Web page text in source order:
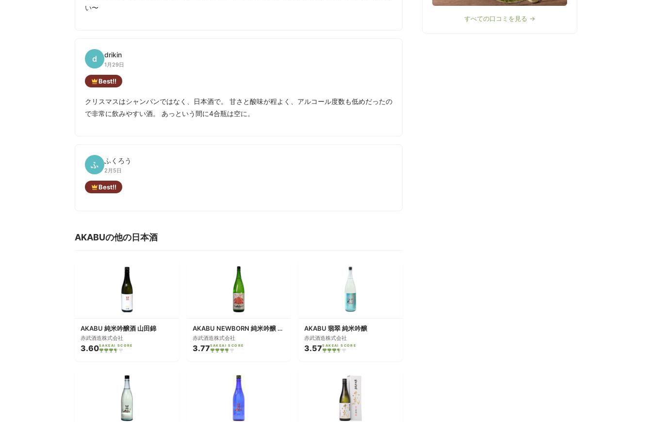
い〜
d drikin
1月29日
Best!!
クリスマスはシャンパンではなく、日本酒で。 甘さと酸味が程よく、アルコール度数も低めだったの
で非常に飲みやすい酒。 あっという間に4合瓶は空に。
ふ ふくろう
2月5日
Best!!
AKABUの他の日本酒
AKABU 純米吟醸酒 山田錦
赤武酒造株式会社
3.60SAKEAI SCORE
AKABU NEWBORN 純米吟醸 生酒
赤武酒造株式会社
3.77SAKEAI SCORE
AKABU 翡翠 純米吟醸
赤武酒造株式会社
3.57SAKEAI SCORE
すべての口コミを見る →